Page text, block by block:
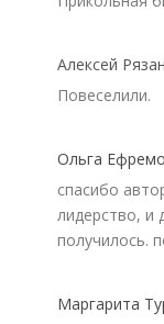
Алексей
Повеселили.
Ольга
спасибо
лидерство, и
получилось.
Маргарита